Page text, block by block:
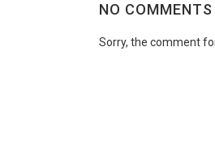
NO COMMENTS
Sorry, the comment